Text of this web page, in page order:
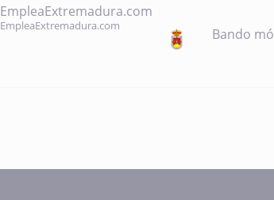
EmpleaExtremadura.com
EmpleaExtremadura.com
Bando